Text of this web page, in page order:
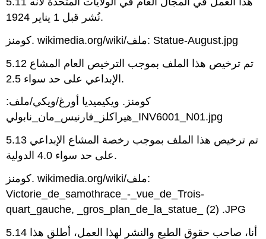
نُشر قبل 1 يناير 1924.
كومنز. wikimedia.org/wiki/ملف: Statue-August.jpg
5.12 تم ترخيص هذا الملف بموجب الترخيص العام المشاع
الإبداعي على حد سواء 2.5.
كومنز. ويكيميديا أورغ/ويكي/ملف:
هيراكلز_فارنيس_مان_نابولي_INV6001_N01.jpg
5.13 تم ترخيص هذا الملف بموجب رخصة المشاع الإبداعي
على حد سواء 4.0 الدولية.
كومنز. wikimedia.org/wiki/ملف:
Victorie_de_samothrace_-_vue_de_Trois-
quart_gauche, _gros_plan_de_la_statue_ (2) .JPG
5.14 أنا، صاحب حقوق الطبع والنشر لهذا العمل، أطلق هذا